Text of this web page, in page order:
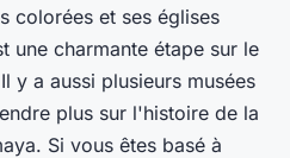
colorées et ses églises
une charmante étape sur le
y a aussi plusieurs musées
plus sur l'histoire de la
Si vous êtes basé à